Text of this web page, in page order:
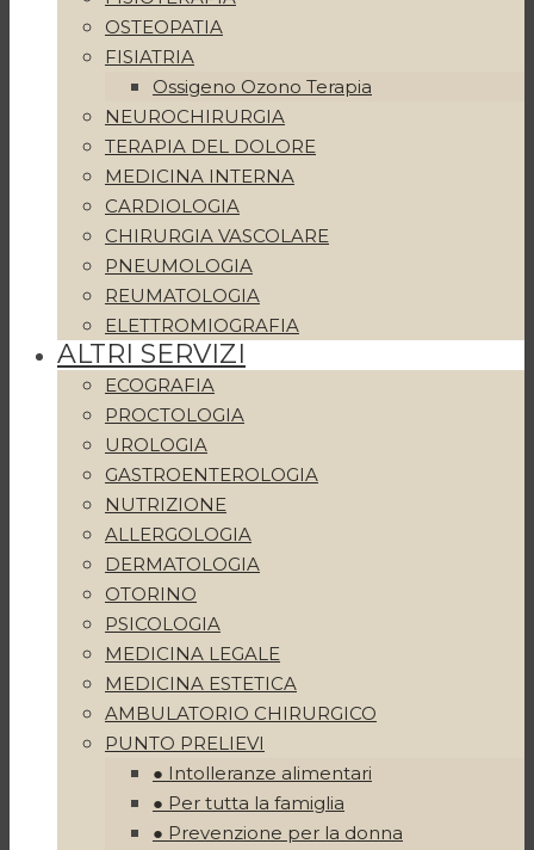
OSTEOPATIA
FISIATRIA
Ossigeno Ozono Terapia
NEUROCHIRURGIA
TERAPIA DEL DOLORE
MEDICINA INTERNA
CARDIOLOGIA
CHIRURGIA VASCOLARE
PNEUMOLOGIA
REUMATOLOGIA
ELETTROMIOGRAFIA
ALTRI SERVIZI
ECOGRAFIA
PROCTOLOGIA
UROLOGIA
GASTROENTEROLOGIA
NUTRIZIONE
ALLERGOLOGIA
DERMATOLOGIA
OTORINO
PSICOLOGIA
MEDICINA LEGALE
MEDICINA ESTETICA
AMBULATORIO CHIRURGICO
PUNTO PRELIEVI
● Intolleranze alimentari
● Per tutta la famiglia
● Prevenzione per la donna